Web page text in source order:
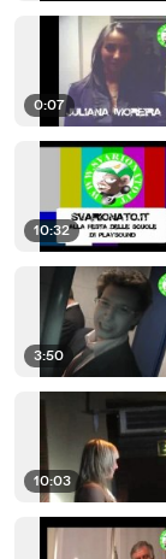
0:07
10:32
3:50
10:03